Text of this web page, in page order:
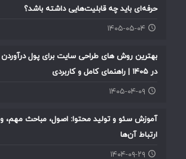
حرفه‌ای باید چه قابلیت‌هایی داشته باشد؟
۱۴۰۵-۰۵-۰۴
بهترین روش های طراحی سایت برای پول درآوردن
در ۱۴۰۵ | راهنمای کامل و کاربردی
۱۴۰۵-۰۴-۰۹
آموزش سئو و تولید محتوا: اصول، مباحث مهم، و
ارتباط آن‌ها
۱۴۰۴-۰۹-۲۹